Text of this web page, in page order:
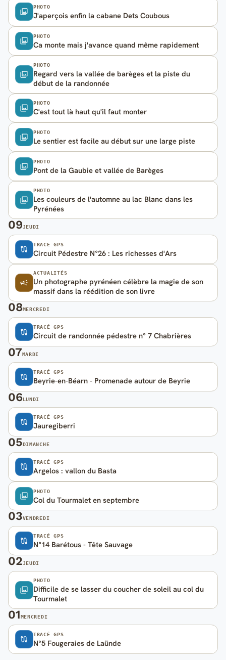
PHOTO
J'aperçois enfin la cabane Dets Coubous
PHOTO
Ca monte mais j'avance quand même rapidement
PHOTO
Regard vers la vallée de barèges et la piste du
début de la randonnée
PHOTO
C'est tout là haut qu'il faut monter
PHOTO
Le sentier est facile au début sur une large piste
PHOTO
Pont de la Gaubie et vallée de Barèges
PHOTO
Les couleurs de l'automne au lac Blanc dans les
Pyrénées
09JEUDI
TRACÉ GPS
Circuit Pédestre N°26 : Les richesses d'Ars
ACTUALITÉS
Un photographe pyrénéen célèbre la magie de son
massif dans la réédition de son livre
08MERCREDI
TRACÉ GPS
Circuit de randonnée pédestre n° 7 Chabrières
07MARDI
TRACÉ GPS
Beyrie-en-Béarn - Promenade autour de Beyrie
06LUNDI
TRACÉ GPS
Jauregiberri
05DIMANCHE
TRACÉ GPS
Argelos : vallon du Basta
PHOTO
Col du Tourmalet en septembre
03VENDREDI
TRACÉ GPS
N°14 Barétous - Tête Sauvage
02JEUDI
PHOTO
Difficile de se lasser du coucher de soleil au col du
Tourmalet
01MERCREDI
TRACÉ GPS
N°5 Fougeraies de Laünde